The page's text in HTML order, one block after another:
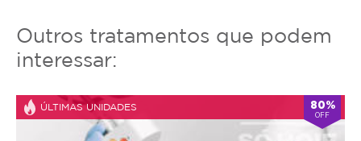
Outros tratamentos que podem
interessar:
ÚLTIMAS UNIDADES 80%
OFF